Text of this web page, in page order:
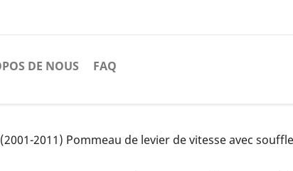
DE NOUS FAQ
2011) Pommeau de levier de vitesse avec